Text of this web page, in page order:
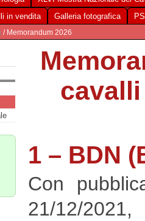
in vendita Galleria fotografica
/ Memorandum 2026
cavalli
1 – BDN
Con
21/12/